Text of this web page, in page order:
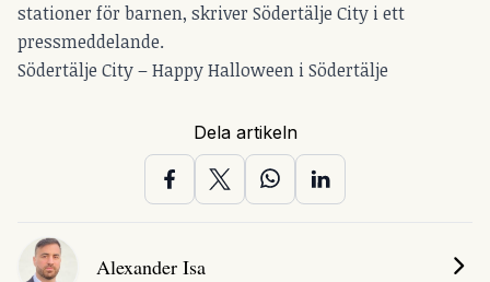
stationer för barnen, skriver Södertälje City i ett
pressmeddelande.
Södertälje City – Happy Halloween i Södertälje
Dela artikeln
Alexander Isa